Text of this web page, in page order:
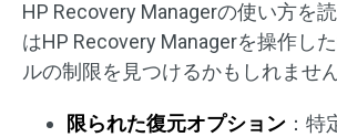
HP Recovery Managerの使い方を
はHP Recovery Managerを操作し
ルの制限を見つけるかもしれませ
限られた復元オプション ：